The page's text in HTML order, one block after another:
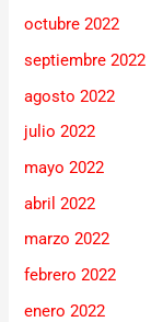
octubre 2022
septiembre 2022
agosto 2022
julio 2022
mayo 2022
abril 2022
marzo 2022
febrero 2022
enero 2022